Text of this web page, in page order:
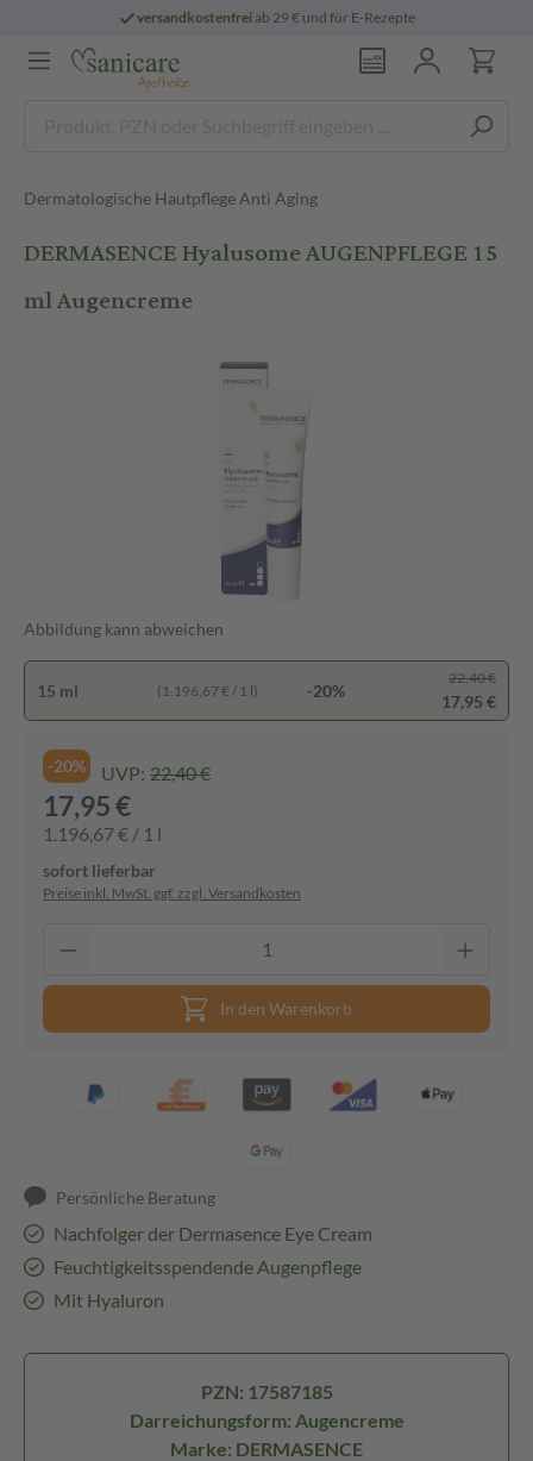
versandkostenfreiab 29 € und für E-Rezepte
Dermatologische Hautpflege Anti Aging
DERMASENCE Hyalusome AUGENPFLEGE 15
ml Augencreme
Abbildung kann abweichen
15 ml (1.196,67 € / 1 l) -20%
22,40 €
17,95 €
-20% UVP: 22,40 €
17,95 €
1.196,67 € / 1 l
sofort lieferbar
Preise inkl. MwSt. ggf. zzgl. Versandkosten
In den Warenkorb
Persönliche Beratung
Nachfolger der Dermasence Eye Cream
Feuchtigkeitsspendende Augenpflege
Mit Hyaluron
PZN: 17587185
Darreichungsform: Augencreme
Marke: DERMASENCE